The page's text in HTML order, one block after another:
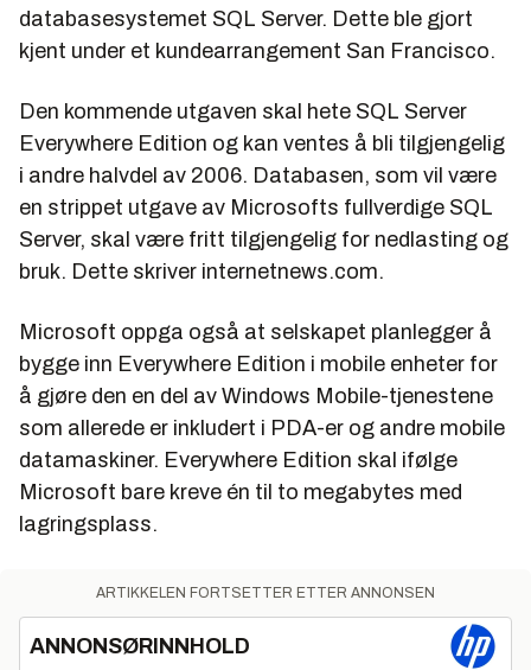
databasesystemet SQL Server. Dette ble gjort
kjent under et kundearrangement San Francisco.
Den kommende utgaven skal hete SQL Server
Everywhere Edition og kan ventes å bli tilgjengelig
i andre halvdel av 2006. Databasen, som vil være
en strippet utgave av Microsofts fullverdige SQL
Server, skal være fritt tilgjengelig for nedlasting og
bruk. Dette skriver internetnews.com.
Microsoft oppga også at selskapet planlegger å
bygge inn Everywhere Edition i mobile enheter for
å gjøre den en del av Windows Mobile-tjenestene
som allerede er inkludert i PDA-er og andre mobile
datamaskiner. Everywhere Edition skal ifølge
Microsoft bare kreve én til to megabytes med
lagringsplass.
ARTIKKELEN FORTSETTER ETTER ANNONSEN
ANNONSØRINNHOLD